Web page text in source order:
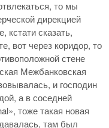
то мы
дирекцией
сказать,
вот через коридор, то
стене
Межбанковская
и господин
а в соседней
тоже такая новая
там был